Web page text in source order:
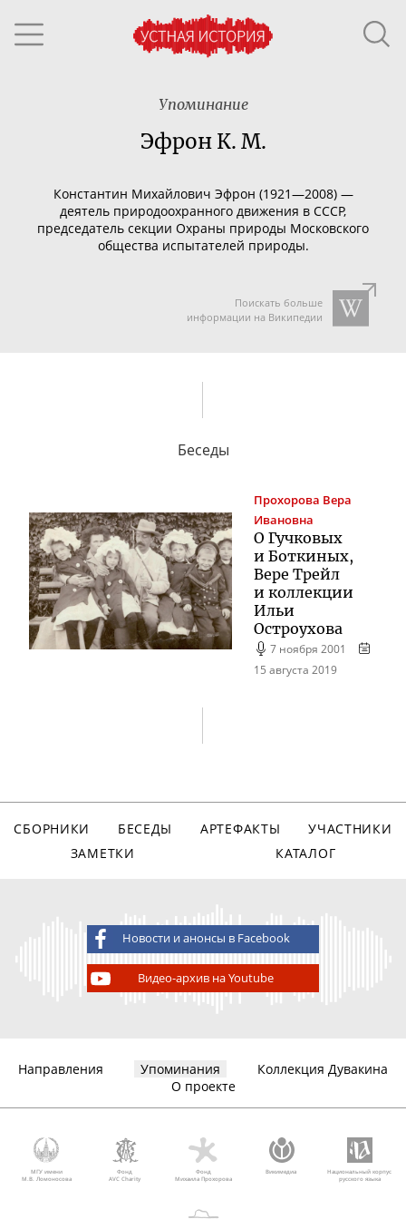
Упоминание
Эфрон К. М.
Константин Михайлович Эфрон (1921—2008) —
деятель природоохранного движения в СССР,
председатель секции Охраны природы Московского
общества испытателей природы.
Поискать больше
информации на Википедии
Беседы
Прохорова Вера
Ивановна
О Гучковых
и Боткиных,
Вере Трейл
и коллекции
Ильи
Остроухова
7 ноября 2001
15 августа 2019
СБОРНИКИ БЕСЕДЫ АРТЕФАКТЫ
УЧАСТНИКИ
ЗАМЕТКИ
КАТАЛОГ
Новости и анонсы в Facebook
Видео-архив на Youtube
Направления Упоминания
Коллекция Дувакина
О проекте
МГУ имени
М.В. Ломоносова
Фонд
AVC Charity
Фонд
Михаила Прохорова
Викимедиа
Национальный корпус
русского языка